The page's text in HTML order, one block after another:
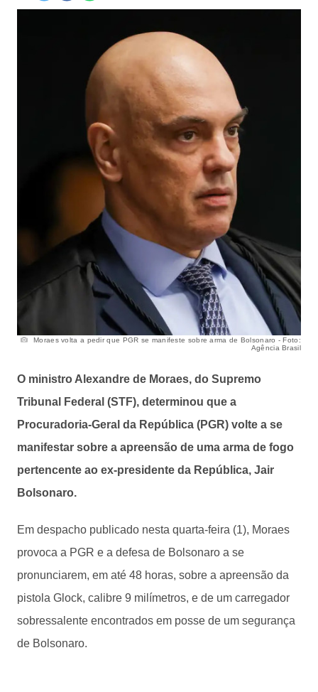
Moraes volta a pedir que PGR se manifeste sobre arma de Bolsonaro - Foto:
Agência Brasil
O ministro Alexandre de Moraes, do Supremo
Tribunal Federal (STF), determinou que a
Procuradoria-Geral da República (PGR) volte a se
manifestar sobre a apreensão de uma arma de fogo
pertencente ao ex-presidente da República, Jair
Bolsonaro.
Em despacho publicado nesta quarta-feira (1), Moraes
provoca a PGR e a defesa de Bolsonaro a se
pronunciarem, em até 48 horas, sobre a apreensão da
pistola Glock, calibre 9 milímetros, e de um carregador
sobressalente encontrados em posse de um segurança
de Bolsonaro.